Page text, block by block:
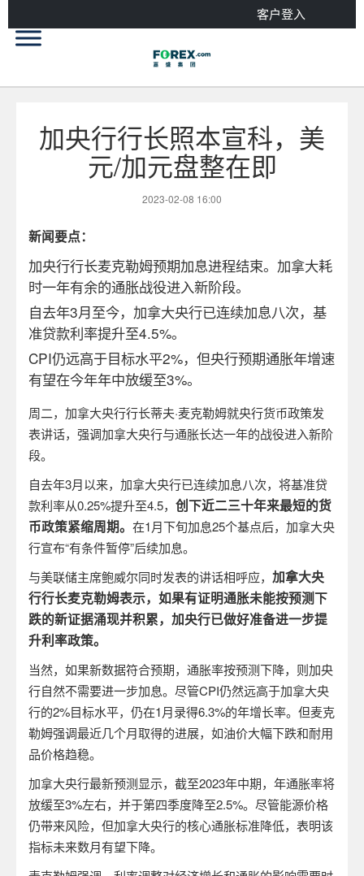
客户登入
加央行行长照本宣科，美
元/加元盘整在即
2023-02-08 16:00
新闻要点：
加央行行长麦克勒姆预期加息进程结束。加拿大耗
时一年有余的通胀战役进入新阶段。
自去年3月至今，加拿大央行已连续加息八次，基
准贷款利率提升至4.5%。
CPI仍远高于目标水平2%，但央行预期通胀年增速
有望在今年年中放缓至3%。
周二，加拿大央行行长蒂夫·麦克勒姆就央行货币政策发
表讲话，强调加拿大央行与通胀长达一年的战役进入新阶
段。
自去年3月以来，加拿大央行已连续加息八次，将基准贷
款利率从0.25%提升至4.5， 创下近二三十年来最短的货
币政策紧缩周期。 在1月下旬加息25个基点后，加拿大央
行宣布“有条件暂停”后续加息。
与美联储主席鲍威尔同时发表的讲话相呼应， 加拿大央
行行长麦克勒姆表示，如果有证明通胀未能按预测下
跌的新证据涌现并积累，加央行已做好准备进一步提
升利率政策。
当然，如果新数据符合预期，通胀率按预测下降，则加央
行自然不需要进一步加息。尽管CPI仍然远高于加拿大央
行的2%目标水平，仍在1月录得6.3%的年增长率。但麦克
勒姆强调最近几个月取得的进展，如油价大幅下跌和耐用
品价格趋稳。
加拿大央行最新预测显示，截至2023年中期，年通胀率将
放缓至3%左右，并于第四季度降至2.5%。尽管能源价格
仍带来风险，但加拿大央行的核心通胀标准降低，表明该
指标未来数月有望下降。